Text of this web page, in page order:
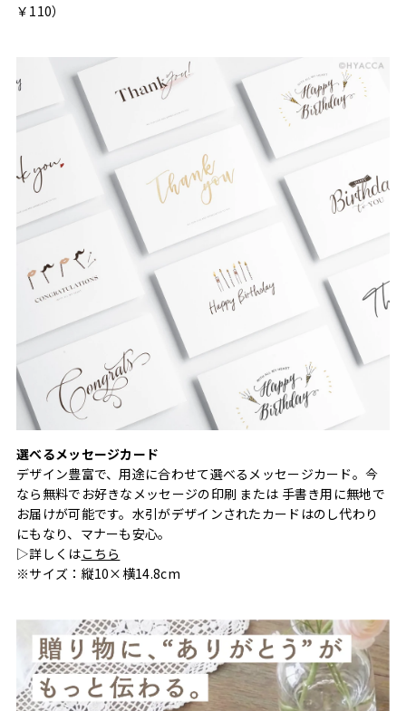
￥110）
選べるメッセージカード
デザイン豊富で、用途に合わせて選べるメッセージカード。今
なら無料でお好きなメッセージの印刷 または 手書き用に無地で
お届けが可能です。水引がデザインされたカードはのし代わり
にもなり、マナーも安心。
▷詳しくはこちら
※サイズ：縦10×横14.8cm